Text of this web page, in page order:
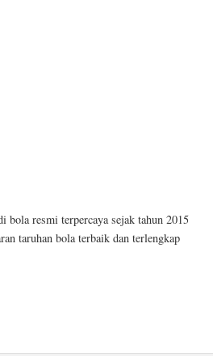
bola resmi terpercaya sejak tahun 2015
taruhan bola terbaik dan terlengkap